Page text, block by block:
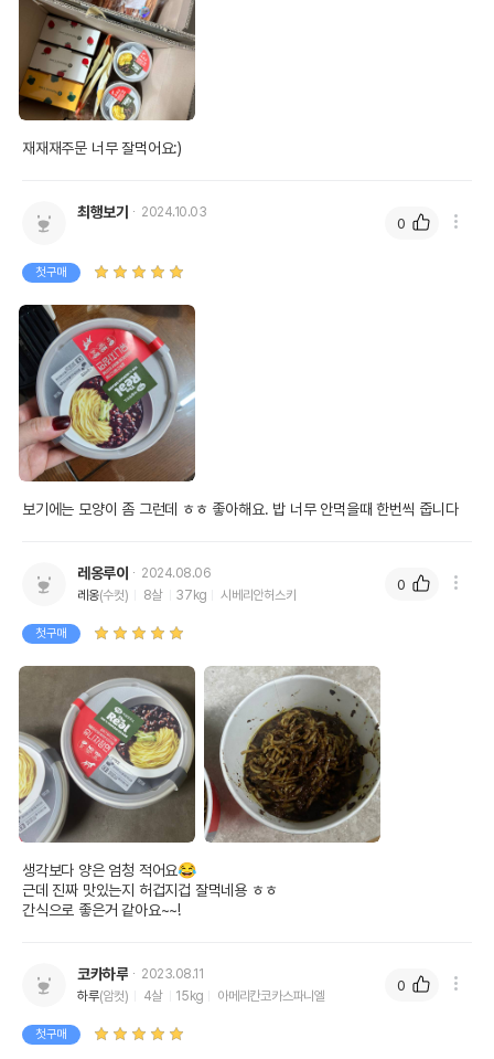
재재재주문 너무 잘먹어요:)
최행보기 2024.10.03
첫구매
보기에는 모양이 좀 그런데 ㅎㅎ 좋아해요. 밥 너무 안먹을때 한번씩 줍니다
0
레옹루이
2024.08.06
레옹(수컷) 8살 37kg 시베리안허스키
첫구매
생각보다 양은 엄청 적어요😂
근데 진짜 맛있는지 허겁지겁 잘먹네용 ㅎㅎ
간식으로 좋은거 같아요~~!
0
코카하루
2023.08.11
하루(암컷) 4살 15kg 아메리칸코카스파니엘
첫구매
0